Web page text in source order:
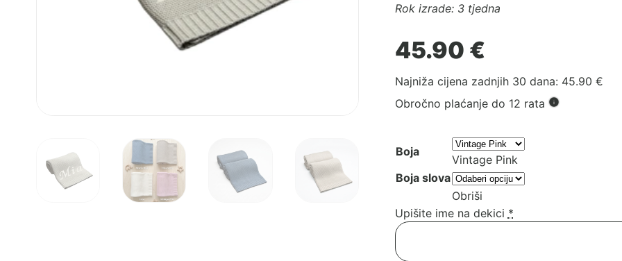
Rok izrade: 3 tjedna
45.90 €
Najniža cijena zadnjih 30 dana: 45.90 €
Obročno plaćanje do 12 rata
Boja
Vintage Pink
Boja slova
Obriši
Upišite ime na dekici *